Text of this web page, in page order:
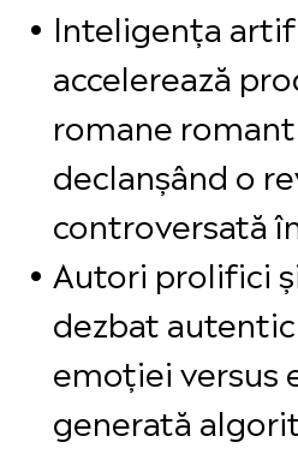
Inteligența
accelerează
romane
declanșând o
controversată
Autori prolifici
dezbat
emoției versus
generată